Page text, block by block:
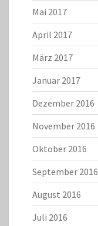
Mai 2017
April 2017
März 2017
Januar 2017
Dezember 2016
November 2016
Oktober 2016
September 2016
August 2016
Juli 2016